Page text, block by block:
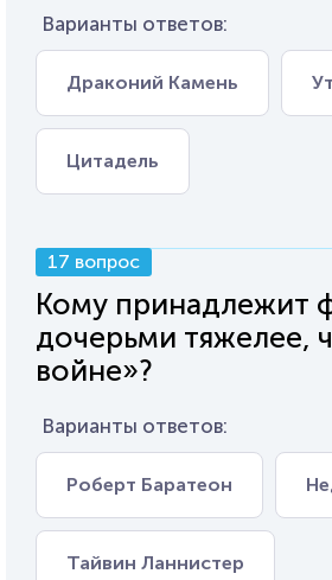
Варианты ответов:
Драконий Камень
Цитадель
17 вопрос
Кому принадлежит
дочерьми тяжелее,
войне»?
Варианты ответов:
Роберт Баратеон
Тайвин Ланнистер